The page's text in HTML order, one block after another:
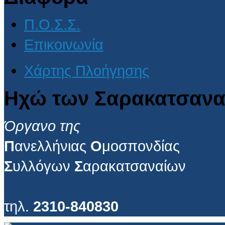
Π.Ο.Σ.Σ.
Επικοινωνία
Χάρτης Πλοήγησης
Ηχώ των
Όργανο της
Πανελλήνιας Ομοσπονδίας
Συλλόγων Σαρακατσαναίων
τηλ. 2310-840830